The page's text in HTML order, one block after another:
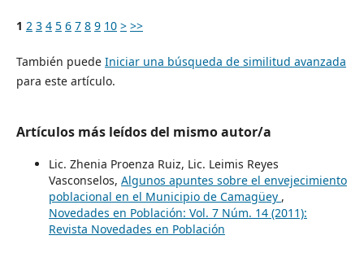
1 2 3 4 5 6 7 8 9 10 > >>
También puede Iniciar una búsqueda de similitud avanzada
para este artículo.
Artículos más leídos del mismo autor/a
Lic. Zhenia Proenza Ruiz, Lic. Leimis Reyes
Vasconselos, Algunos apuntes sobre el envejecimiento
poblacional en el Municipio de Camagüey ,
Novedades en Población: Vol. 7 Núm. 14 (2011):
Revista Novedades en Población